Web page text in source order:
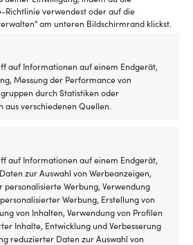
Richtlinie verwendest oder auf die
am unteren Bildschirmrand klickst.
auf Informationen auf einem Endgerät,
Messung der Performance von
durch Statistiken oder
aus verschiedenen Quellen.
auf Informationen auf einem Endgerät,
zur Auswahl von Werbeanzeigen,
personalisierte Werbung, Verwendung
Werbung, Erstellung von
von Inhalten, Verwendung von Profilen
Inhalte, Entwicklung und Verbesserung
reduzierter Daten zur Auswahl von
C2
€
€Aktueller
Preis
ist:
809,99 €.
Elektro-Außenborder-Set Minn
Kota Riptide Endura C2 55 42″,
12 V, 620 W, 107 cm verstellbare
1.249,99€
MwSt. inkl.
VERFÜGBAR BEI
NACHBESTELLUNG